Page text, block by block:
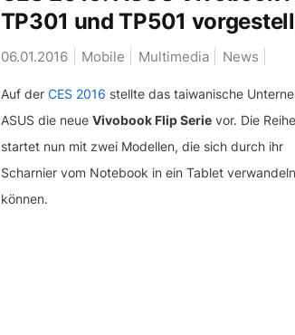
TP301 und TP501
06.01.2016 Mobile Multimedia News
Auf der CES 2016 stellte das taiwanische
ASUS die neue Vivobook Flip Serievor. Die Reihe
startet nun mit zwei Modellen, die sich durch ihr
Scharnier vom Notebook in ein Tablet verwandeln
können.